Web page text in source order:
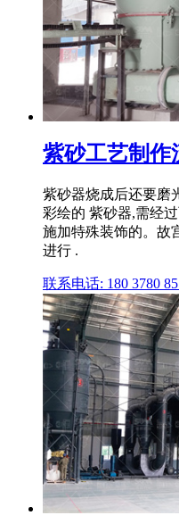
紫砂工艺制作
紫砂器烧成后还要磨
彩绘的 紫砂器,需经
施加特殊装饰的。故
进行 .
联系电话: 180 3780